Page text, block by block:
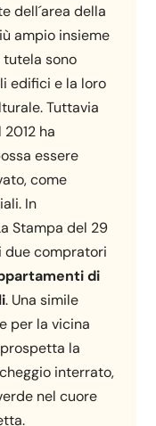
dell´area della
ampio insieme
tutela sono
edifici e la loro
Tuttavia
ha
essere
come
In
Stampa del 29
due compratori
di
. Una simile
per la vicina
la
interrato,
nel cuore